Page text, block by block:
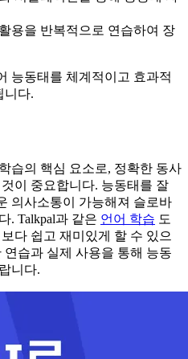
용을 반복적으로 연습하여 장
능동태를 체계적이고 효과적
니다.
습의 핵심 요소로, 정확한 동사
이 중요합니다. 능동태를 잘
의사소통이 가능해져 슬로바
. Talkpal과 같은 언어 학습 도
다 쉽고 재미있게 할 수 있으
습과 실제 사용을 통해 능동
니다.